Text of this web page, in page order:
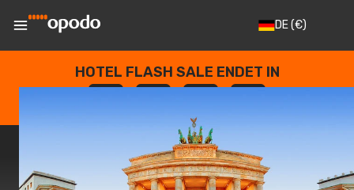
DE(€)
HOTEL FLASH SALE ENDET IN